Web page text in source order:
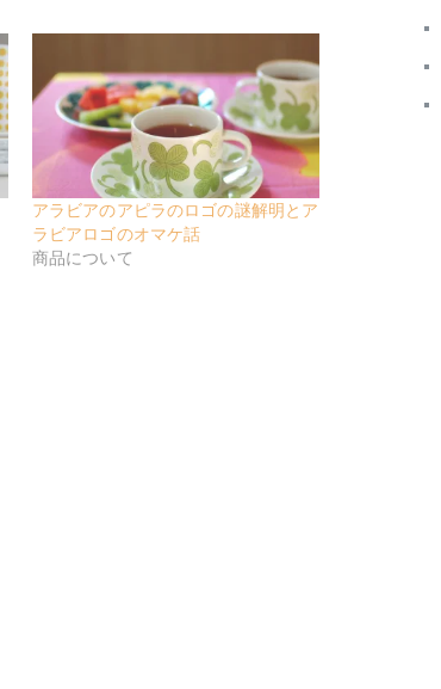
アラビアのアピラのロゴの謎解明とア
ラビアロゴのオマケ話
商品について